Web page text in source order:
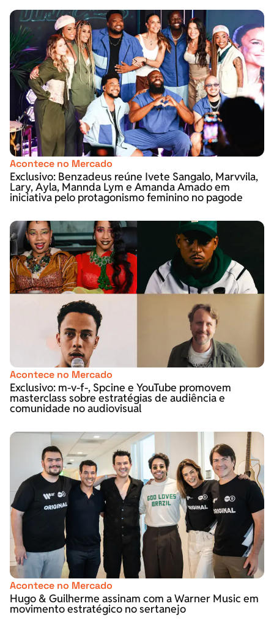
Acontece no Mercado
Exclusivo: Benzadeus reúne Ivete Sangalo, Marvvila,
Lary, Ayla, Mannda Lym e Amanda Amado em
iniciativa pelo protagonismo feminino no pagode
Acontece no Mercado
Exclusivo: m-v-f-, Spcine e YouTube promovem
masterclass sobre estratégias de audiência e
comunidade no audiovisual
Acontece no Mercado
Hugo & Guilherme assinam com a Warner Music em
movimento estratégico no sertanejo